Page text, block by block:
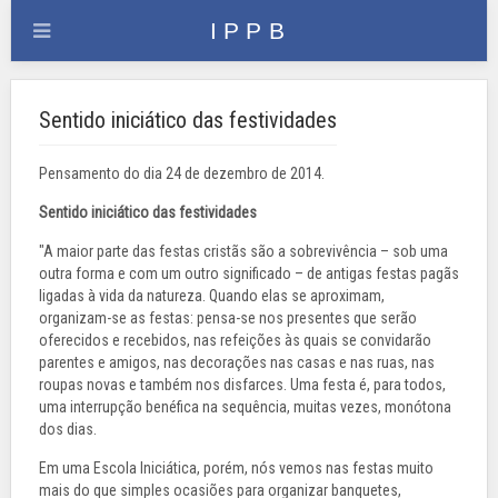
Sentido iniciático das festividades
Pensamento do dia 24 de dezembro de 2014.
Sentido iniciático das festividades
"A maior parte das festas cristãs são a sobrevivência – sob uma
outra forma e com um outro significado – de antigas festas pagãs
ligadas à vida da natureza. Quando elas se aproximam,
organizam-se as festas: pensa-se nos presentes que serão
oferecidos e recebidos, nas refeições às quais se convidarão
parentes e amigos, nas decorações nas casas e nas ruas, nas
roupas novas e também nos disfarces. Uma festa é, para todos,
uma interrupção benéfica na sequência, muitas vezes, monótona
dos dias.
Em uma Escola Iniciática, porém, nós vemos nas festas muito
mais do que simples ocasiões para organizar banquetes,